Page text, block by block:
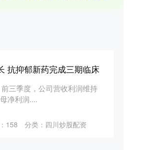
抗抑郁新药完成三期临床
三季度，公司营收利润维持
净利润....
158 分类： 四川炒股配资